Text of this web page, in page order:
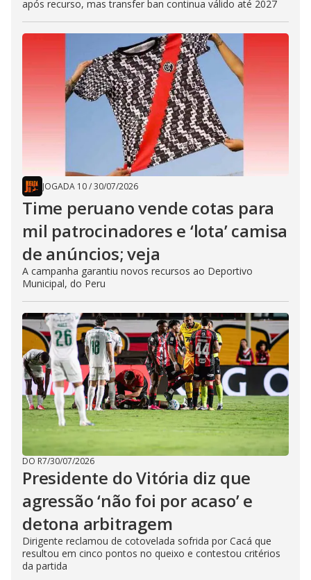
após recurso, mas transfer ban continua válido até 2027
JOGADA 10/30/07/2026
Time peruano vende cotas para
mil patrocinadores e ‘lota’ camisa
de anúncios; veja
A campanha garantiu novos recursos ao Deportivo
Municipal, do Peru
DO R7/30/07/2026
Presidente do Vitória diz que
agressão ‘não foi por acaso’ e
detona arbitragem
Dirigente reclamou de cotovelada sofrida por Cacá que
resultou em cinco pontos no queixo e contestou critérios
da partida